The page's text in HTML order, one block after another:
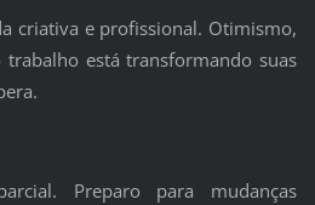
criativa e profissional. Otimismo,
trabalho está transformando suas
Preparo para mudanças